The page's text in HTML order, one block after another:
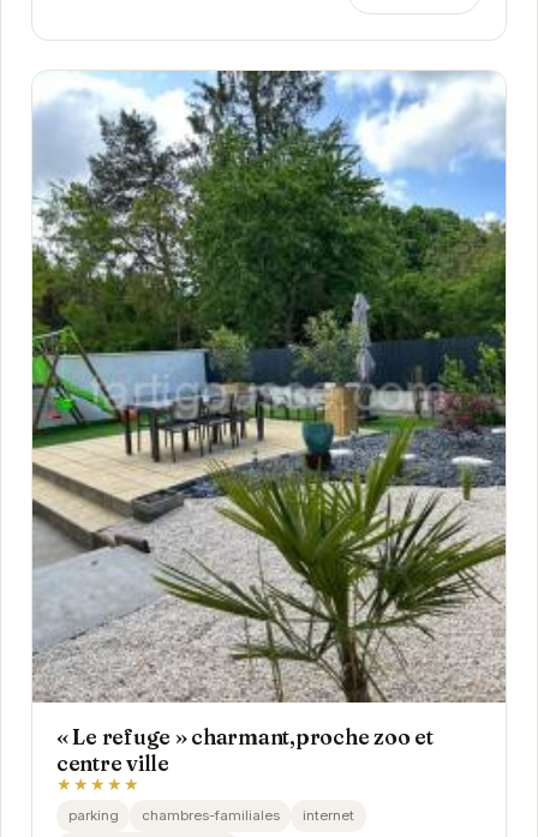
« Le refuge » charmant,proche zoo et
centre ville
★★★★★
parking chambres-familiales
internet